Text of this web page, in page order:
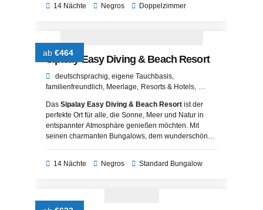
14 Nächte Negros Doppelzimmer
ab €464
Sipalay Easy Diving & Beach Resort
deutschsprachig eigene Tauchbasis
familienfreundlich
Meerlage
Resorts & Hotels
Das Sipalay Easy Diving & Beach Resortist der
perfekte Ort für alle, die Sonne, Meer und Natur in
entspannter Atmosphäre genießen möchten. Mit
seinen charmanten Bungalows, dem wunderschönen
Abenteuer und Genuss.
14 Nächte Negros Standard Bungalow